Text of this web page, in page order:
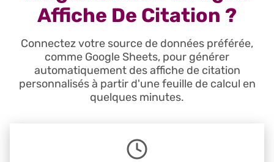
Affiche De Citation ?
Connectez votre source de données préférée,
comme Google Sheets, pour générer
automatiquement des affiche de citation
personnalisés à partir d'une feuille de calcul en
quelques minutes.